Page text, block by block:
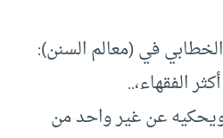
في (معالم السنن):
الفقهاء،..
ويحكيه عن غير واحد من